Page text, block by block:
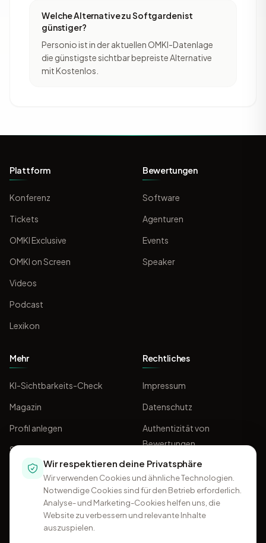
Welche Alternative zu Softgarden ist
günstiger?
Personio ist in der aktuellen OMKI-Datenlage
die günstigste sichtbar bepreiste Alternative
mit Kostenlos.
Plattform
Konferenz
Tickets
OMKI Exclusive
OMKI on Screen
Videos
Podcast
Lexikon
Bewertungen
Software
Agenturen
Events
Speaker
Mehr
KI-Sichtbarkeits-Check
Magazin
Profil anlegen
Sponsoring
Rechtliches
Impressum
Datenschutz
Authentizität von
Bewertungen
AGB
Wir respektieren deine Privatsphäre
Wir verwenden Cookies und ähnliche Technologien.
Notwendige Cookies sind für den Betrieb erforderlich.
Analyse- und Marketing-Cookies helfen uns, die
Website zu verbessern und relevante Inhalte
auszuspielen.